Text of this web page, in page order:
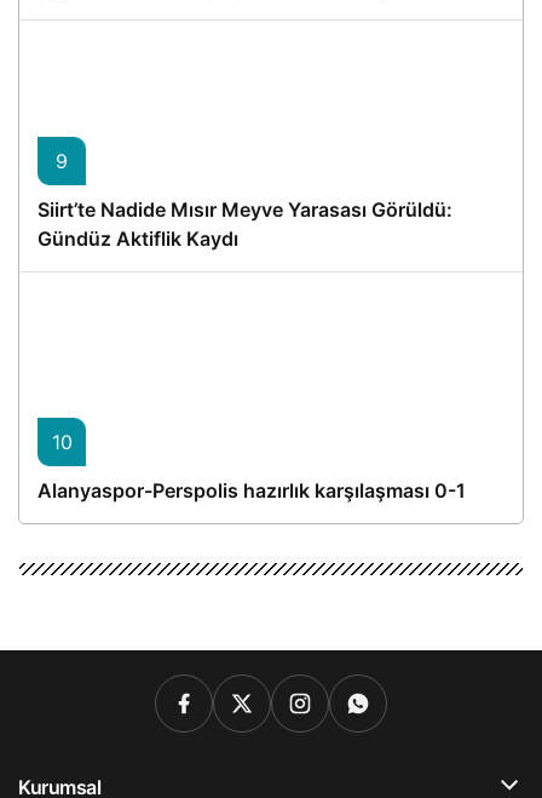
Proje
9
Siirt’te Nadide Mısır Meyve Yarasası Görüldü:
Gündüz Aktiflik Kaydı
10
Alanyaspor-Perspolis hazırlık karşılaşması 0-1
Kurumsal